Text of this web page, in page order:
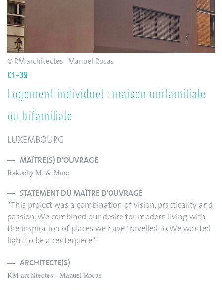
C1-39
Logement individuel : maison unifamiliale
ou bifamiliale
LUXEMBOURG
MAÎTRE(S) D’OUVRAGE
Rakochy M. & Mme
STATEMENT DU MAÎTRE D'OUVRAGE
“This project was a combination of vision, practicality and
passion. We combined our desire for modern living with
the inspiration of places we have travelled to. We wanted
light to be a centerpiece.”
ARCHITECTE(S)
RM architectes - Manuel Rocas
© RM architectes - Manuel Rocas